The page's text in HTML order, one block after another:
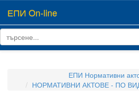
ЕПИ On-line
ЕПИ Нормативни
НОРМАТИВНИ АКТОВЕ - ПО